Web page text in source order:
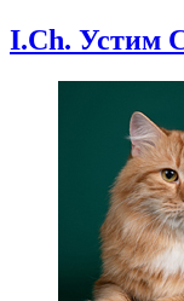
I.Ch. Устим